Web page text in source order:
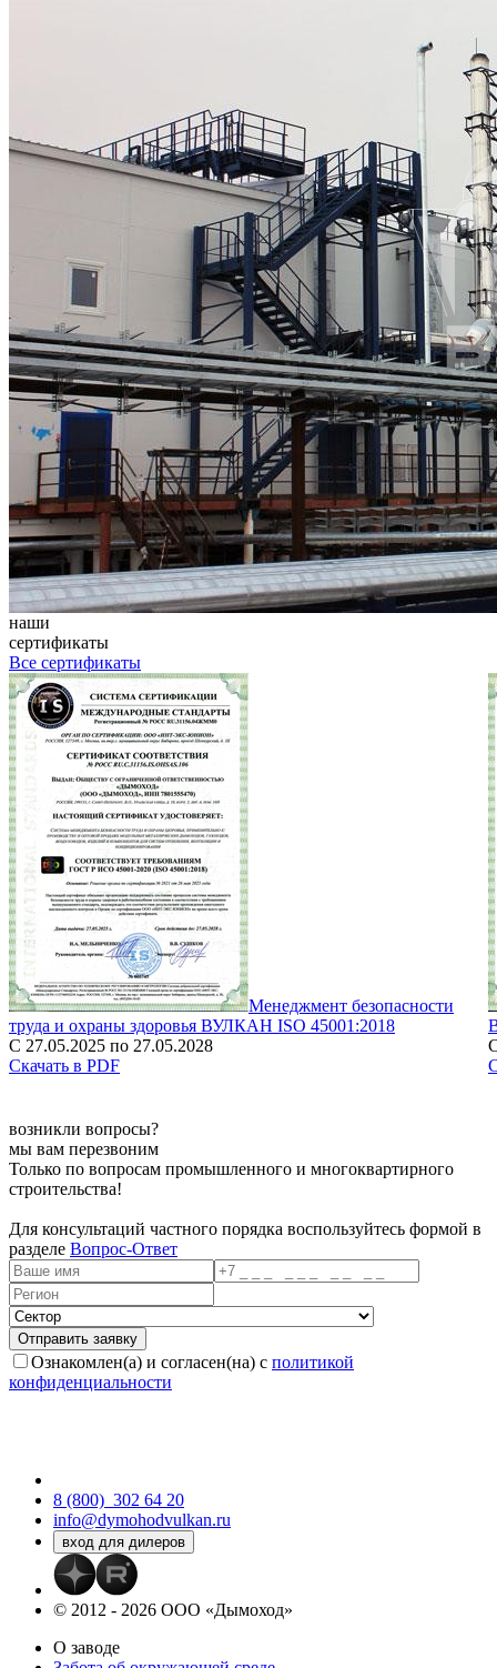
наши
сертификаты
Все сертификаты
Менеджмент безопасности
труда и охраны здоровья ВУЛКАН ISO 45001:2018
С 27.05.2025 по 27.05.2028
Скачать в PDF
возникли вопросы?
мы вам перезвоним
Только по вопросам промышленного и многоквартирного
строительства!
Для консультаций частного порядка воспользуйтесь формой в
разделе Вопрос-Ответ
Ознакомлен(а) и согласен(на) с политикой
конфиденциальности
8 (800) 302 64 20
info@dymohodvulkan.ru
© 2012 - 2026 ООО «Дымоход»
О заводе